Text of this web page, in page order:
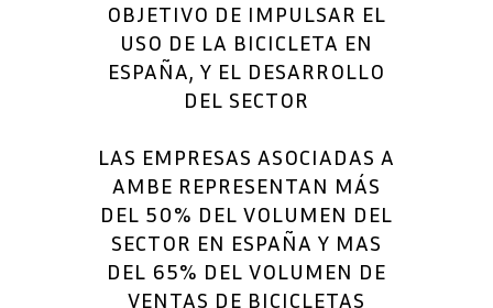
OBJETIVO DE IMPULSAR EL
USO DE LA BICICLETA EN
ESPAÑA, Y EL DESARROLLO
DEL SECTOR
LAS EMPRESAS ASOCIADAS A
AMBE REPRESENTAN MÁS
DEL 50% DEL VOLUMEN DEL
SECTOR EN ESPAÑA Y MAS
DEL 65% DEL VOLUMEN DE
VENTAS DE BICICLETAS